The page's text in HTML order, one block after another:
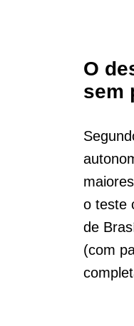
O
sem
o teste
de
(com